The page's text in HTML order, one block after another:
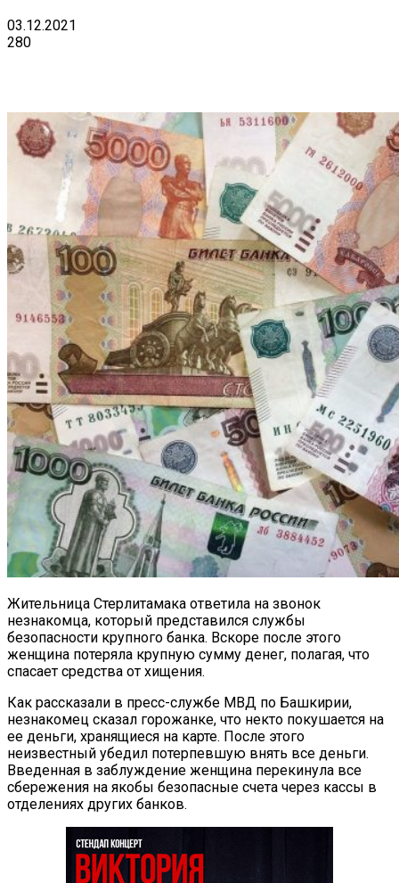
03.12.2021
280
Жительница Стерлитамака ответила на звонок
незнакомца, который представился службы
безопасности крупного банка. Вскоре после этого
женщина потеряла крупную сумму денег, полагая, что
спасает средства от хищения.
Как рассказали в пресс-службе МВД по Башкирии,
незнакомец сказал горожанке, что некто покушается на
ее деньги, хранящиеся на карте. После этого
неизвестный убедил потерпевшую внять все деньги.
Введенная в заблуждение женщина перекинула все
сбережения на якобы безопасные счета через кассы в
отделениях других банков.